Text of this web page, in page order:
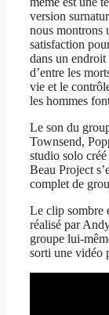
version
nous montrons
satisfaction
dans un endroit
d’entre les
vie et le
les hommes
Le son du
Townsend,
studio solo
Beau Project
complet de
Le clip sombre
réalisé par
groupe lui-
sorti une vidéo